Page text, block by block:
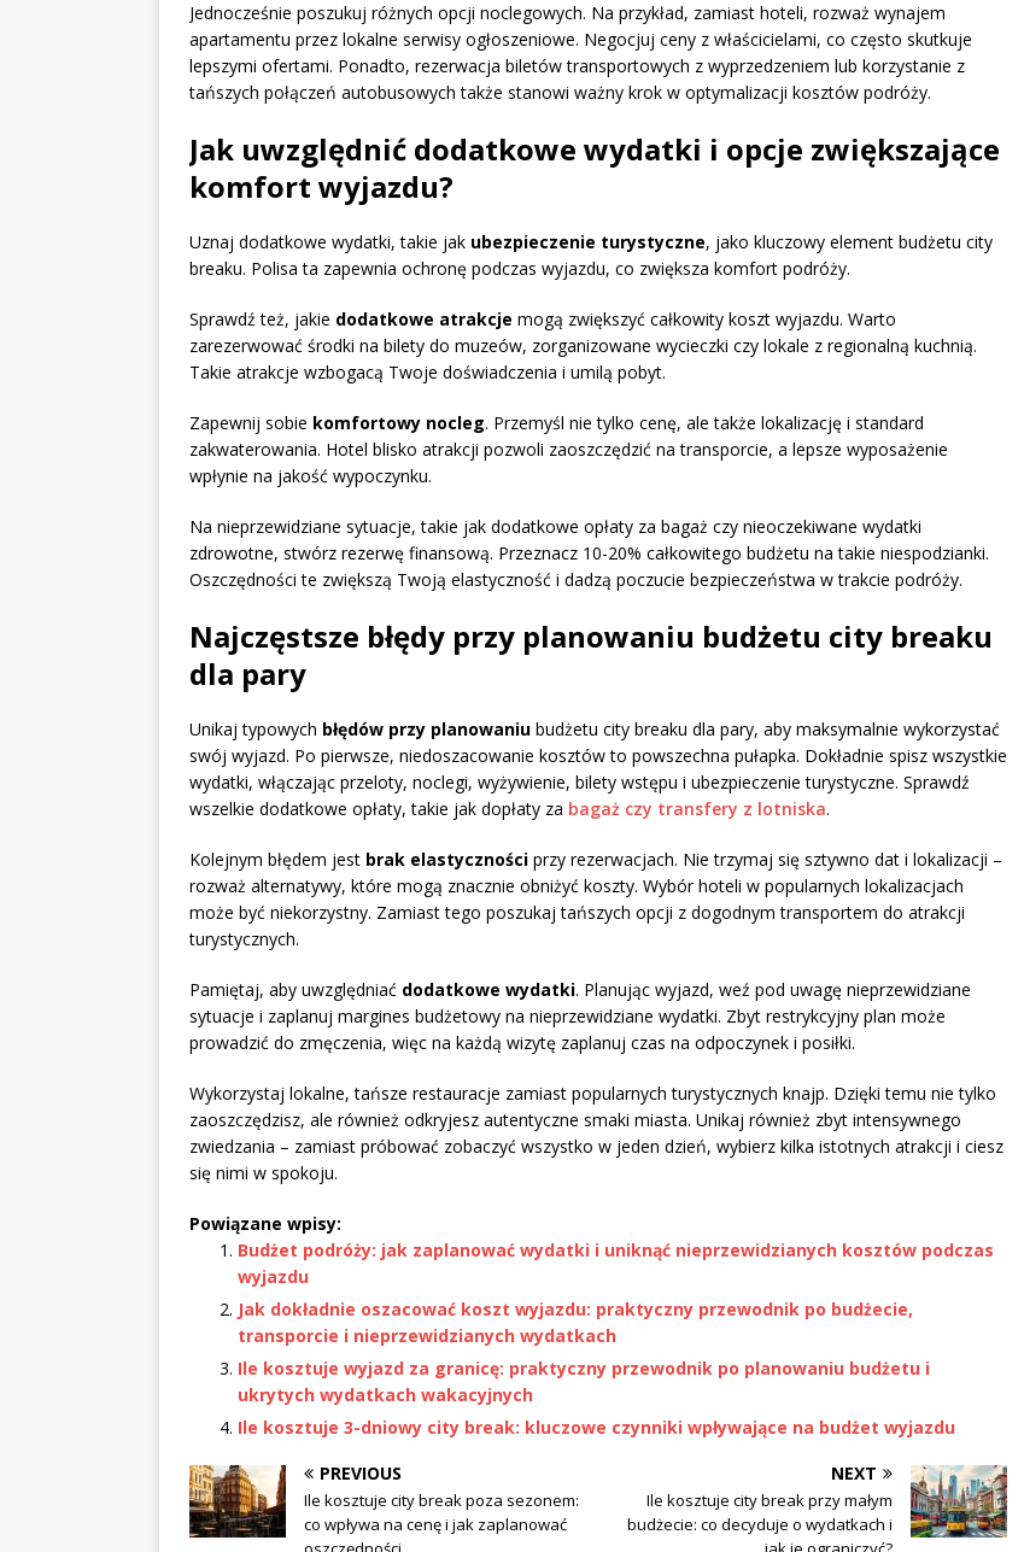
Jednocześnie poszukuj różnych opcji noclegowych. Na przykład, zamiast hoteli, rozważ wynajem
apartamentu przez lokalne serwisy ogłoszeniowe. Negocjuj ceny z właścicielami, co często skutkuje
lepszymi ofertami. Ponadto, rezerwacja biletów transportowych z wyprzedzeniem lub korzystanie z
tańszych połączeń autobusowych także stanowi ważny krok w optymalizacji kosztów podróży.
Jak uwzględnić dodatkowe wydatki i opcje zwiększające
komfort wyjazdu?
Uznaj dodatkowe wydatki, takie jak ubezpieczenie turystyczne, jako kluczowy element budżetu city
breaku. Polisa ta zapewnia ochronę podczas wyjazdu, co zwiększa komfort podróży.
Sprawdź też, jakie dodatkowe atrakcje mogą zwiększyć całkowity koszt wyjazdu. Warto
zarezerwować środki na bilety do muzeów, zorganizowane wycieczki czy lokale z regionalną kuchnią.
Takie atrakcje wzbogacą Twoje doświadczenia i umilą pobyt.
Zapewnij sobie komfortowy nocleg. Przemyśl nie tylko cenę, ale także lokalizację i standard
zakwaterowania. Hotel blisko atrakcji pozwoli zaoszczędzić na transporcie, a lepsze wyposażenie
wpłynie na jakość wypoczynku.
Na nieprzewidziane sytuacje, takie jak dodatkowe opłaty za bagaż czy nieoczekiwane wydatki
zdrowotne, stwórz rezerwę finansową. Przeznacz 10-20% całkowitego budżetu na takie niespodzianki.
Oszczędności te zwiększą Twoją elastyczność i dadzą poczucie bezpieczeństwa w trakcie podróży.
Najczęstsze błędy przy planowaniu budżetu city breaku
dla pary
Unikaj typowych błędów przy planowaniu budżetu city breaku dla pary, aby maksymalnie wykorzystać
swój wyjazd. Po pierwsze, niedoszacowanie kosztów to powszechna pułapka. Dokładnie spisz wszystkie
wydatki, włączając przeloty, noclegi, wyżywienie, bilety wstępu i ubezpieczenie turystyczne. Sprawdź
wszelkie dodatkowe opłaty, takie jak dopłaty za bagaż czy transfery z lotniska.
Kolejnym błędem jest brak elastyczności przy rezerwacjach. Nie trzymaj się sztywno dat i lokalizacji –
rozważ alternatywy, które mogą znacznie obniżyć koszty. Wybór hoteli w popularnych lokalizacjach
może być niekorzystny. Zamiast tego poszukaj tańszych opcji z dogodnym transportem do atrakcji
turystycznych.
Pamiętaj, aby uwzględniać dodatkowe wydatki. Planując wyjazd, weź pod uwagę nieprzewidziane
sytuacje i zaplanuj margines budżetowy na nieprzewidziane wydatki. Zbyt restrykcyjny plan może
prowadzić do zmęczenia, więc na każdą wizytę zaplanuj czas na odpoczynek i posiłki.
Wykorzystaj lokalne, tańsze restauracje zamiast popularnych turystycznych knajp. Dzięki temu nie tylko
zaoszczędzisz, ale również odkryjesz autentyczne smaki miasta. Unikaj również zbyt intensywnego
zwiedzania – zamiast próbować zobaczyć wszystko w jeden dzień, wybierz kilka istotnych atrakcji i ciesz
się nimi w spokoju.
Powiązane wpisy:
Budżet podróży: jak zaplanować wydatki i uniknąć nieprzewidzianych kosztów podczas
wyjazdu
Jak dokładnie oszacować koszt wyjazdu: praktyczny przewodnik po budżecie,
transporcie i nieprzewidzianych wydatkach
Ile kosztuje wyjazd za granicę: praktyczny przewodnik po planowaniu budżetu i
ukrytych wydatkach wakacyjnych
Ile kosztuje 3-dniowy city break: kluczowe czynniki wpływające na budżet wyjazdu
PREVIOUS
Ile kosztuje city break poza sezonem:
co wpływa na cenę i jak zaplanować
NEXT
Ile kosztuje city break przy małym
budżecie: co decyduje o wydatkach i